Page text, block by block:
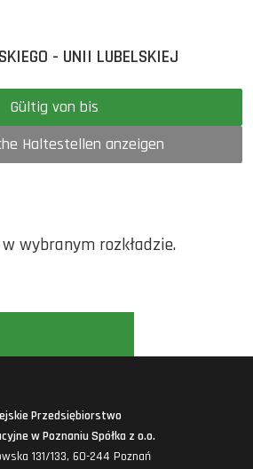
- UNII LUBELSKIEJ
Gültig von bis
Haltestellen anzeigen
wybranym rozkładzie.
Przedsiębiorstwo
w Poznaniu Spółka z o.o.
131/133, 60-244 Poznań